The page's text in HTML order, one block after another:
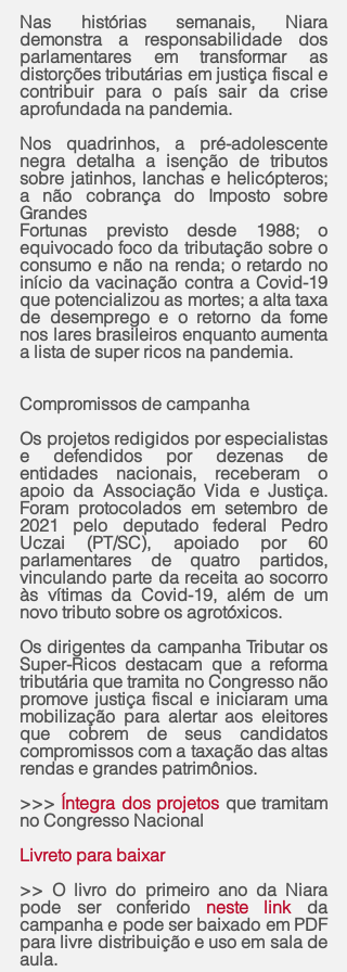
Nas histórias semanais, Niara
demonstra a responsabilidade dos
parlamentares em transformar as
distorções tributárias em justiça fiscal e
contribuir para o país sair da crise
aprofundada na pandemia.
Nos quadrinhos, a pré-adolescente
negra detalha a isenção de tributos
sobre jatinhos, lanchas e helicópteros;
a não cobrança do Imposto sobre
Grandes
Fortunas previsto desde 1988; o
equivocado foco da tributação sobre o
consumo e não na renda; o retardo no
início da vacinação contra a Covid-19
que potencializou as mortes; a alta taxa
de desemprego e o retorno da fome
nos lares brasileiros enquanto aumenta
a lista de super ricos na pandemia.
Compromissos de campanha
Os projetos redigidos por especialistas
e defendidos por dezenas de
entidades nacionais, receberam o
apoio da Associação Vida e Justiça.
Foram protocolados em setembro de
2021 pelo deputado federal Pedro
Uczai (PT/SC), apoiado por 60
parlamentares de quatro partidos,
vinculando parte da receita ao socorro
às vítimas da Covid-19, além de um
novo tributo sobre os agrotóxicos.
Os dirigentes da campanha Tributar os
Super-Ricos destacam que a reforma
tributária que tramita no Congresso não
promove justiça fiscal e iniciaram uma
mobilização para alertar aos eleitores
que cobrem de seus candidatos
compromissos com a taxação das altas
rendas e grandes patrimônios.
>>> Íntegra dos projetos que tramitam
no Congresso Nacional
Livreto para baixar
>> O livro do primeiro ano da Niara
pode ser conferido neste link da
campanha e pode ser baixado em PDF
para livre distribuição e uso em sala de
aula.